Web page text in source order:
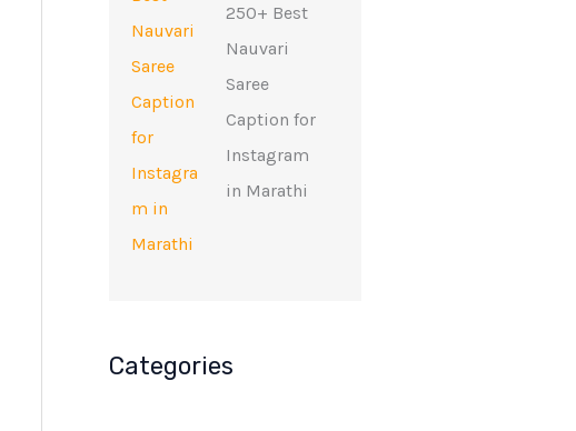
250+ Best
Nauvari
Saree
Caption for
Instagram
in Marathi
Categories